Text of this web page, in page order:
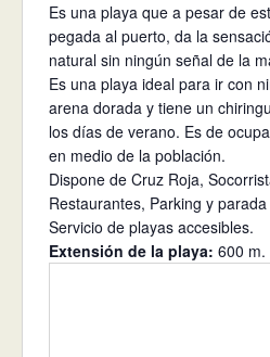
Es una playa que a pesar de
pegada al puerto, da la
natural sin ningún señal de la
Es una playa ideal para ir con
arena dorada y tiene un
los días de verano. Es de
en medio de la población.
Dispone de Cruz Roja,
Restaurantes, Parking y
Servicio de playas accesibles.
Extensión de la playa: 600 m.